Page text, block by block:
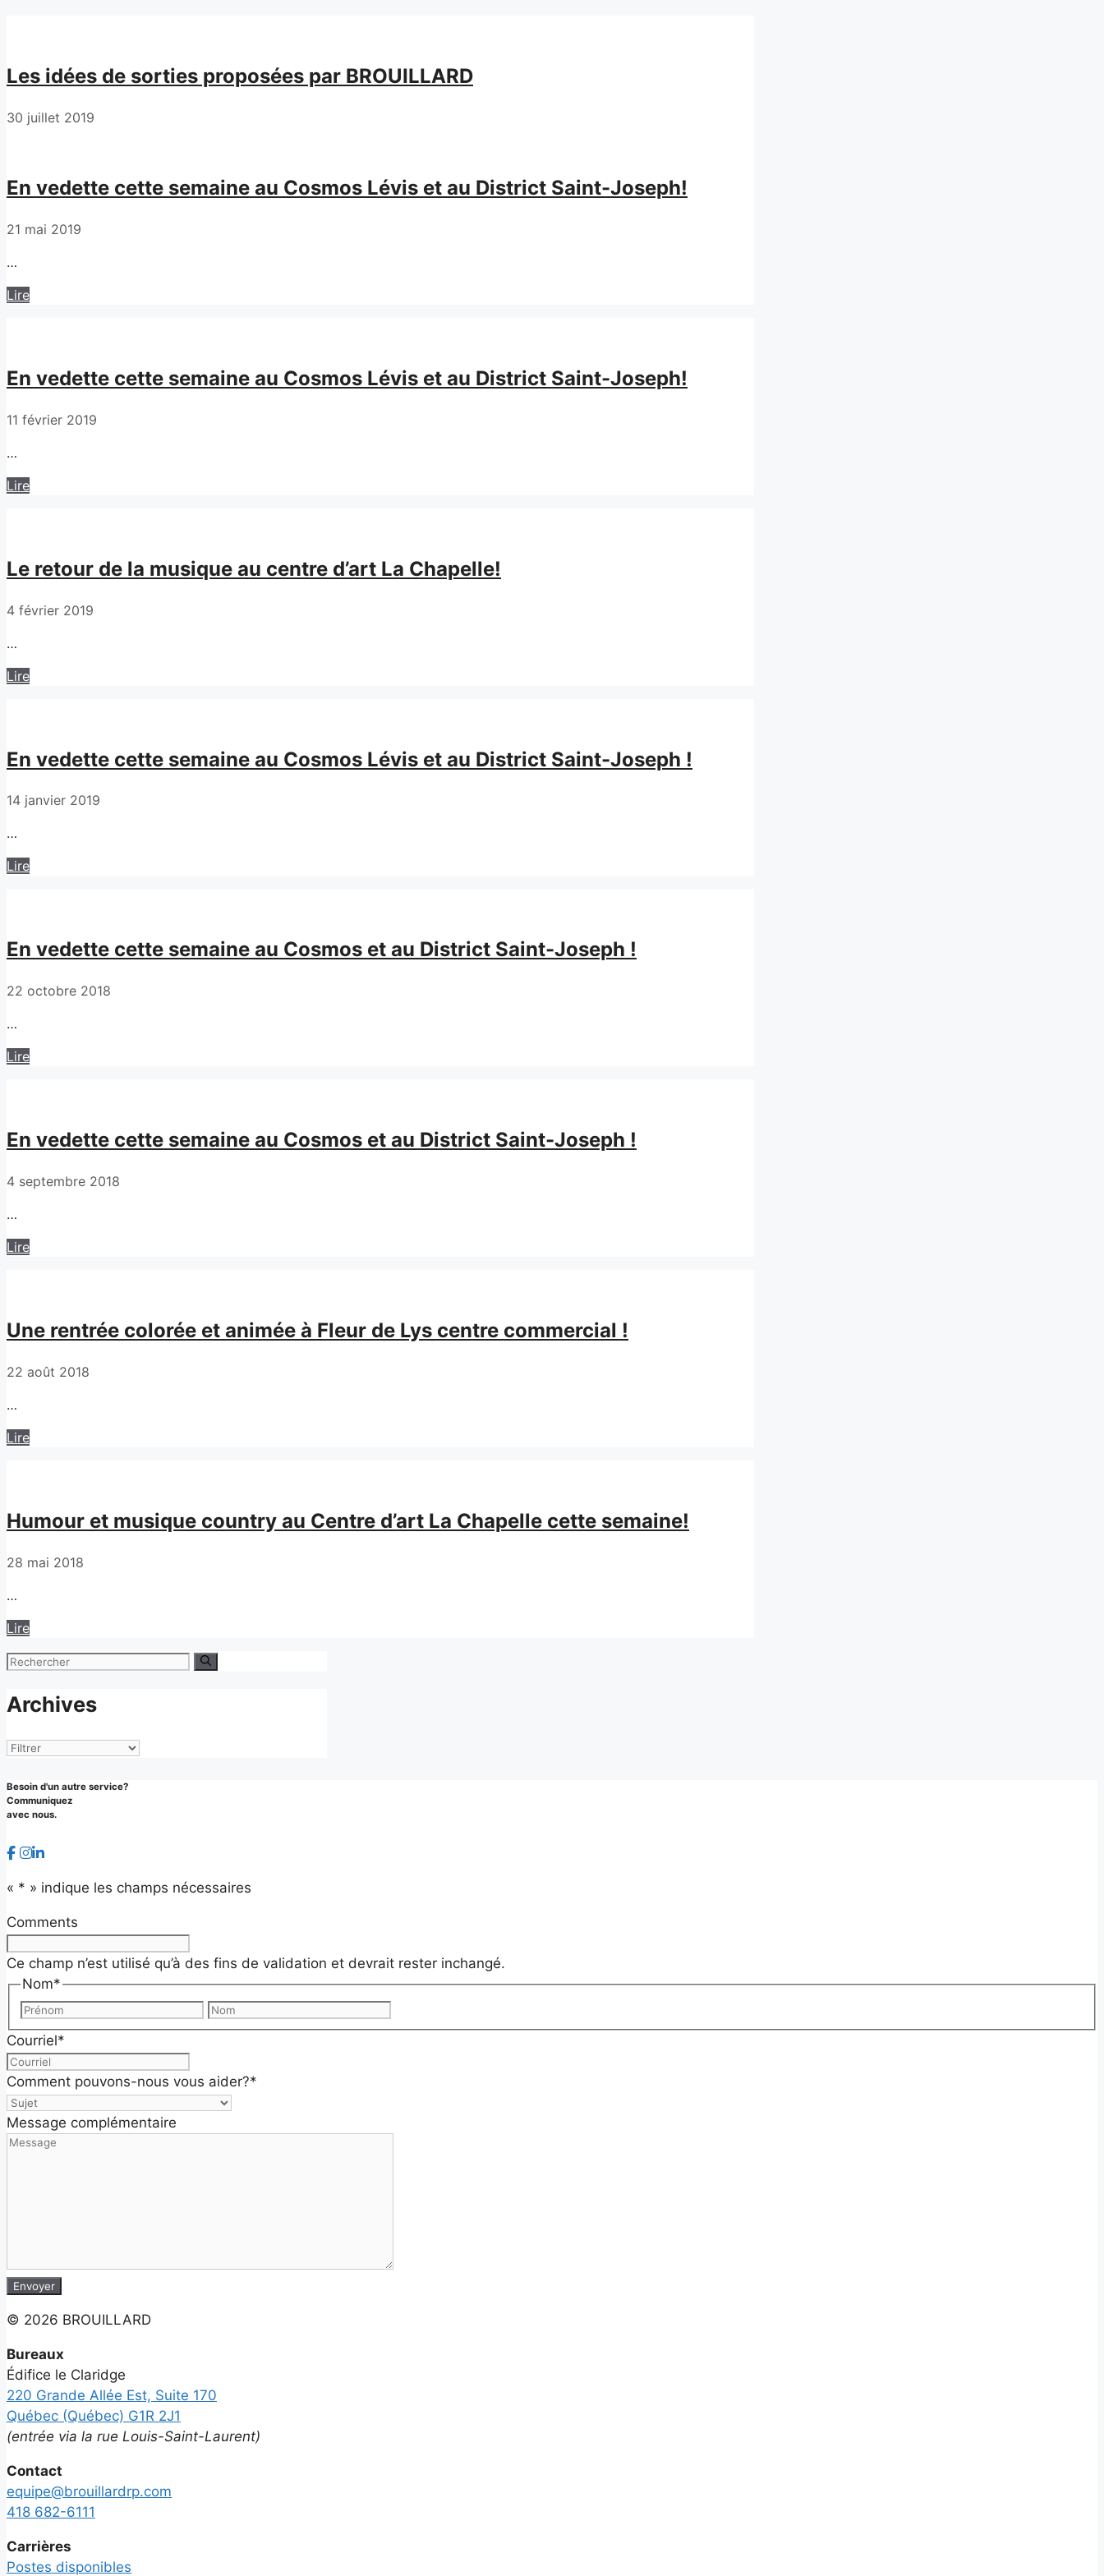
Les idées de sorties proposées par BROUILLARD
30 juillet 2019
En vedette cette semaine au Cosmos Lévis et au District Saint-Joseph!
21 mai 2019
…
Lire
En vedette cette semaine au Cosmos Lévis et au District Saint-Joseph!
11 février 2019
…
Lire
Le retour de la musique au centre d’art La Chapelle!
4 février 2019
…
Lire
En vedette cette semaine au Cosmos Lévis et au District Saint-Joseph !
14 janvier 2019
…
Lire
En vedette cette semaine au Cosmos et au District Saint-Joseph !
22 octobre 2018
…
Lire
En vedette cette semaine au Cosmos et au District Saint-Joseph !
4 septembre 2018
…
Lire
Une rentrée colorée et animée à Fleur de Lys centre commercial !
22 août 2018
…
Lire
Humour et musique country au Centre d’art La Chapelle cette semaine!
28 mai 2018
…
Lire
Rechercher :
Archives
Archives
Besoin d'un autre service?
Communiquez
avec nous.
« * » indique les champs nécessaires
Comments
Ce champ n’est utilisé qu’à des fins de validation et devrait rester inchangé.
Nom*
Prénom
Courriel*
Comment pouvons-nous vous aider?*
Message complémentaire
Envoyer
© 2026 BROUILLARD
Bureaux
Édifice le Claridge
220 Grande Allée Est, Suite 170
Québec (Québec) G1R 2J1
(entrée via la rue Louis-Saint-Laurent)
Contact
equipe@brouillardrp.com
418 682-6111
Carrières
Postes disponibles